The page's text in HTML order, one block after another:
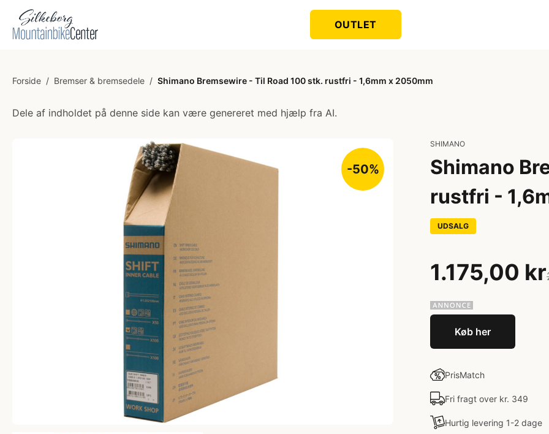
OUTLET
Forside / Bremser & bremsedele / Shimano Bremsewire - Til Road 100 stk. rustfri - 1,6mm x 2050mm
Dele af indholdet på denne side kan være genereret med hjælp fra AI.
-50%
SHIMANO
Shimano
rustfri -
UDSALG
1.175,00 kr
Køb her
PrisMatch
Fri fragt over kr. 349
Hurtig levering 1-2 dage